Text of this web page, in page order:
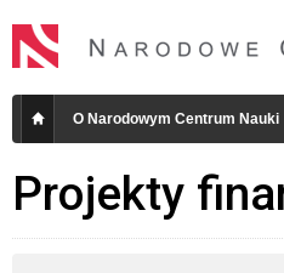
O Narodowym Centrum Nauki
Projekty